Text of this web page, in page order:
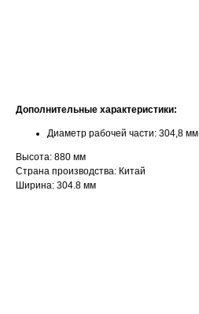
Дополнительные характеристики:
Диаметр рабочей части: 304,8 мм
Высота: 880 мм
Страна производства: Китай
Ширина: 304.8 мм